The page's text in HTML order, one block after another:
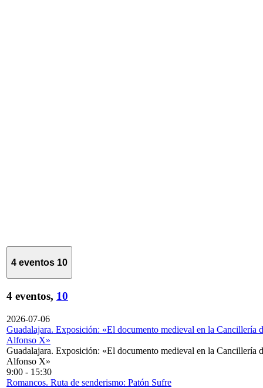
4 eventos 10
4 eventos, 10
2026-07-06
Guadalajara. Exposición: «El documento medieval en la Cancillería
Alfonso X»
Guadalajara. Exposición: «El documento medieval en la Cancillería
Alfonso X»
9:00 - 15:30
Romancos. Ruta de senderismo: Patón Sufre